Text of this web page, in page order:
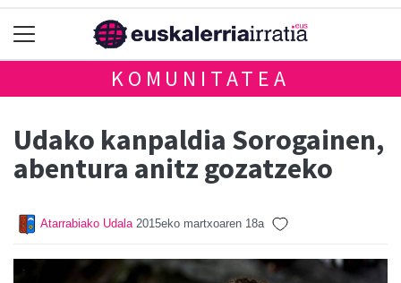
KOMUNITATEA
Udako kanpaldia Sorogainen,
abentura anitz gozatzeko
Atarrabiako Udala 2015eko martxoaren 18a